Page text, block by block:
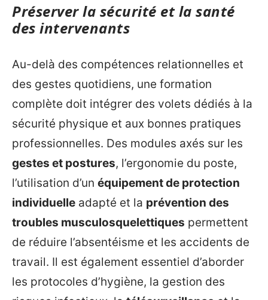
Préserver la sécurité et la santé
des intervenants
Au-delà des compétences relationnelles et
des gestes quotidiens, une formation
complète doit intégrer des volets dédiés à la
sécurité physique et aux bonnes pratiques
professionnelles. Des modules axés sur les
gestes et postures, l’ergonomie du poste,
l’utilisation d’un équipement de protection
individuelle adapté et la prévention des
troubles musculosquelettiques permettent
de réduire l’absentéisme et les accidents de
travail. Il est également essentiel d’aborder
les protocoles d’hygiène, la gestion des